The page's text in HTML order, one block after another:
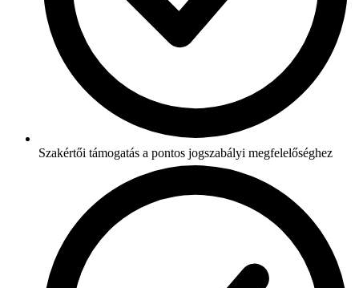
Szakértői támogatás a pontos jogszabályi megfelelőséghez